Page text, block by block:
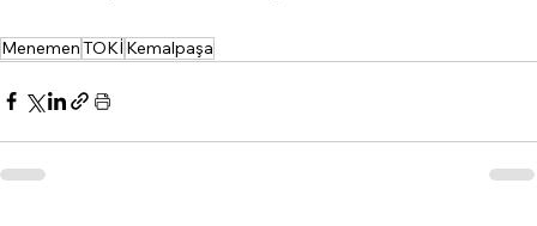
MenemenTOKİ Kemalpaşa